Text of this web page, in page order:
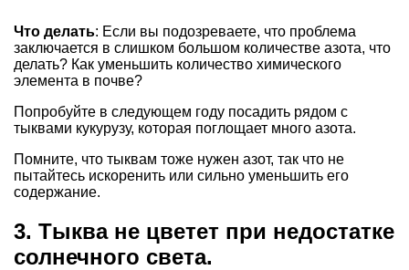
Что делать: Если вы подозреваете, что проблема
заключается в слишком большом количестве азота, что
делать? Как уменьшить количество химического
элемента в почве?
Попробуйте в следующем году посадить рядом с
тыквами кукурузу, которая поглощает много азота.
Помните, что тыквам тоже нужен азот, так что не
пытайтесь искоренить или сильно уменьшить его
содержание.
3. Тыква не цветет при недостатке
солнечного света.